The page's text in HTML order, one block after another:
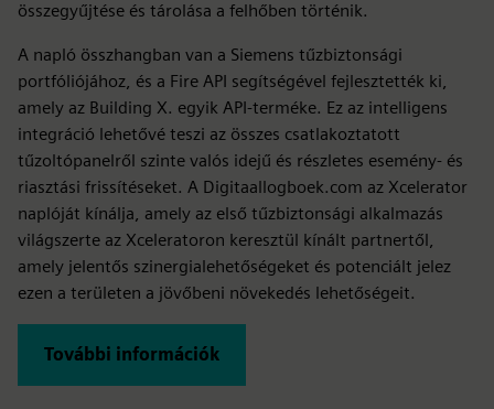
összegyűjtése és tárolása a felhőben történik.
A napló összhangban van a Siemens tűzbiztonsági
portfóliójához, és a Fire API segítségével fejlesztették ki,
amely az Building X. egyik API-terméke. Ez az intelligens
integráció lehetővé teszi az összes csatlakoztatott
tűzoltópanelről szinte valós idejű és részletes esemény- és
riasztási frissítéseket. A Digitaallogboek.com az Xcelerator
naplóját kínálja, amely az első tűzbiztonsági alkalmazás
világszerte az Xceleratoron keresztül kínált partnertől,
amely jelentős szinergialehetőségeket és potenciált jelez
ezen a területen a jövőbeni növekedés lehetőségeit.
További információk